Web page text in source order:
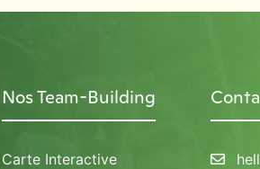
Nos Team-Building
Carte Interactive